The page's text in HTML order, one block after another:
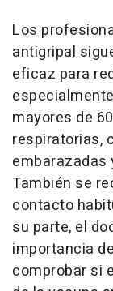
Los
antigripal
eficaz para
mayores de
respiratorias,
También se
contacto
su parte, el
importancia
comprobar si